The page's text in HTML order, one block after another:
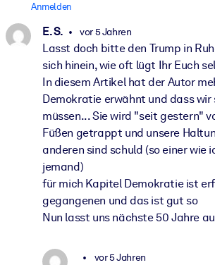
Anmelden
E. S. vor 5 Jahren
Lasst doch bitte den Trump in
sich hinein, wie oft lügt Ihr Euch
In diesem Artikel hat der Autor
Demokratie erwähnt und dass wir
müssen... Sie wird "seit gestern"
Füßen getrappt und unsere
anderen sind schuld (so einer wie
jemand)
für mich Kapitel Demokratie ist
gegangenen und das ist gut so
Nun lasst uns nächste 50 Jahre
vor 5 Jahren